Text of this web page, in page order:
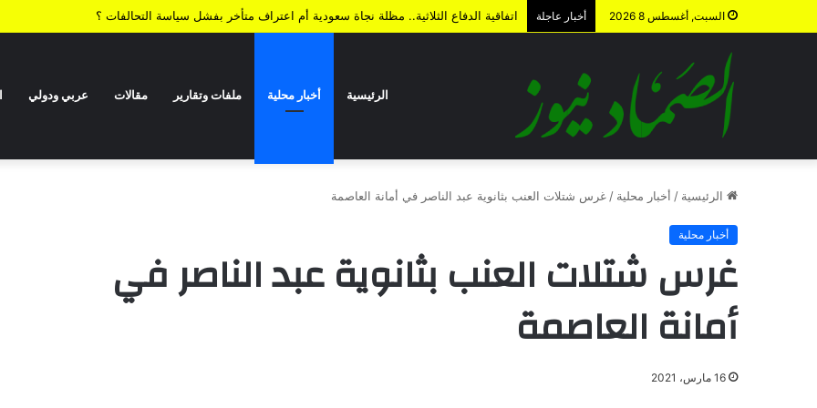
السبت, أغسطس 8 2026 أخبار عاجلة اتفاقية الدفاع الثلاثية.. مظلة نجاة سعودية أم اعتراف متأخر بفشل سياسة التحالفات ؟
الرئيسية أخبار محلية ملفات وتقارير مقالات عربي ودولي
الرئيسية / أخبار محلية / غرس شتلات العنب بثانوية عبد الناصر في أمانة العاصمة
أخبار محلية
غرس شتلات العنب بثانوية عبد الناصر في
أمانة العاصمة
16 مارس، 2021